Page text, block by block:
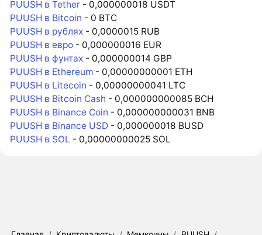
PUUSH в Tether - 0,000000018 USDT
PUUSH в Bitcoin - 0 BTC
PUUSH в рублях - 0,0000015 RUB
PUUSH в евро - 0,000000016 EUR
PUUSH в фунтах - 0,000000014 GBP
PUUSH в Ethereum - 0,00000000001 ETH
PUUSH в Litecoin - 0,00000000041 LTC
PUUSH в Bitcoin Cash - 0,000000000085 BCH
PUUSH в Binance Coin - 0,000000000031 BNB
PUUSH в Binance USD - 0,000000018 BUSD
PUUSH в SOL - 0,00000000025 SOL